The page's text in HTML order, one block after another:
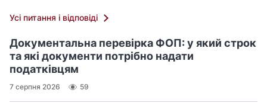
Усі питання і відповіді
Документальна перевірка ФОП: у який строк
та які документи потрібно надати
податківцям
7 серпня 2026 59